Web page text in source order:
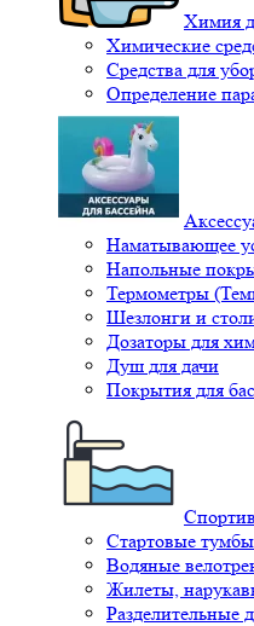
Химия
Химические
Средства для
Определение
Наматывающее
Напольные
Термометры
Шезлонги и
Дозаторы для
Душ для дачи
Покрытия для
Стартовые
Водяные
Жилеты,
Разделительные